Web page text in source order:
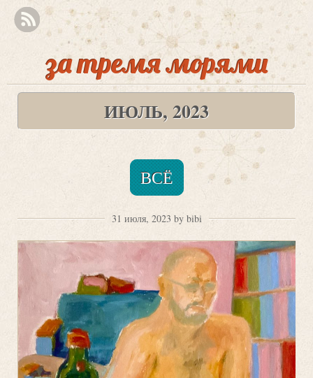
за тремя морями
ИЮЛЬ, 2023
ВСЁ
31 июля, 2023 by bibi